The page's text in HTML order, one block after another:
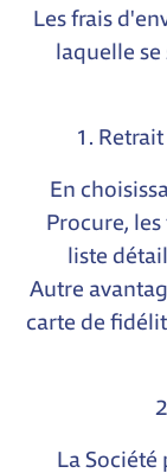
Les frais
laquelle
1.
En
Procure,
liste
Autre
carte de
La